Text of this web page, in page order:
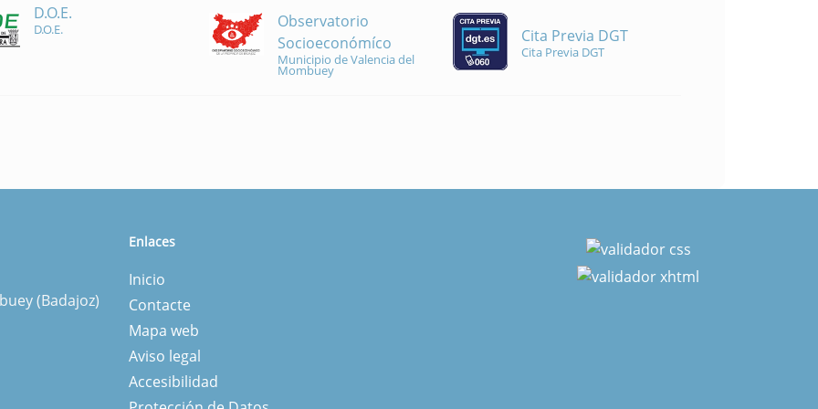
D.O.E.
D.O.E.
Observatorio
Socioeconómíco
Municipio de Valencia del
Mombuey
Cita Previa DGT
Cita Previa DGT
(Badajoz)
Enlaces
Inicio
Contacte
Mapa web
Aviso legal
Accesibilidad